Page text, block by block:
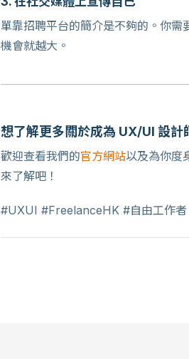
單靠招聘平台的簡介是不夠的。你需
機會就越大。
想了解更多關於成為 UX/UI 設計
歡迎查看我們的官方網站以及為你度
來了解吧！
#UXUI #FreelanceHK #自由工作